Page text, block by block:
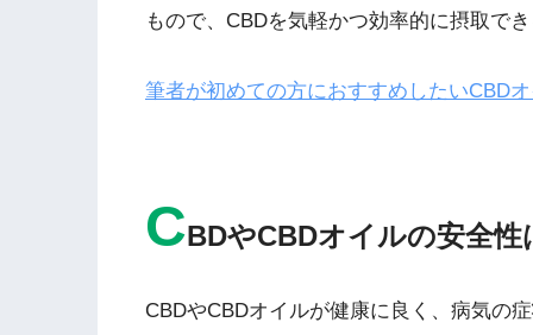
もので、CBDを気軽かつ効率的に摂取で
筆者が初めての方におすすめしたいCBD
CBDやCBDオイルの安全
CBDやCBDオイルが健康に良く、病気の